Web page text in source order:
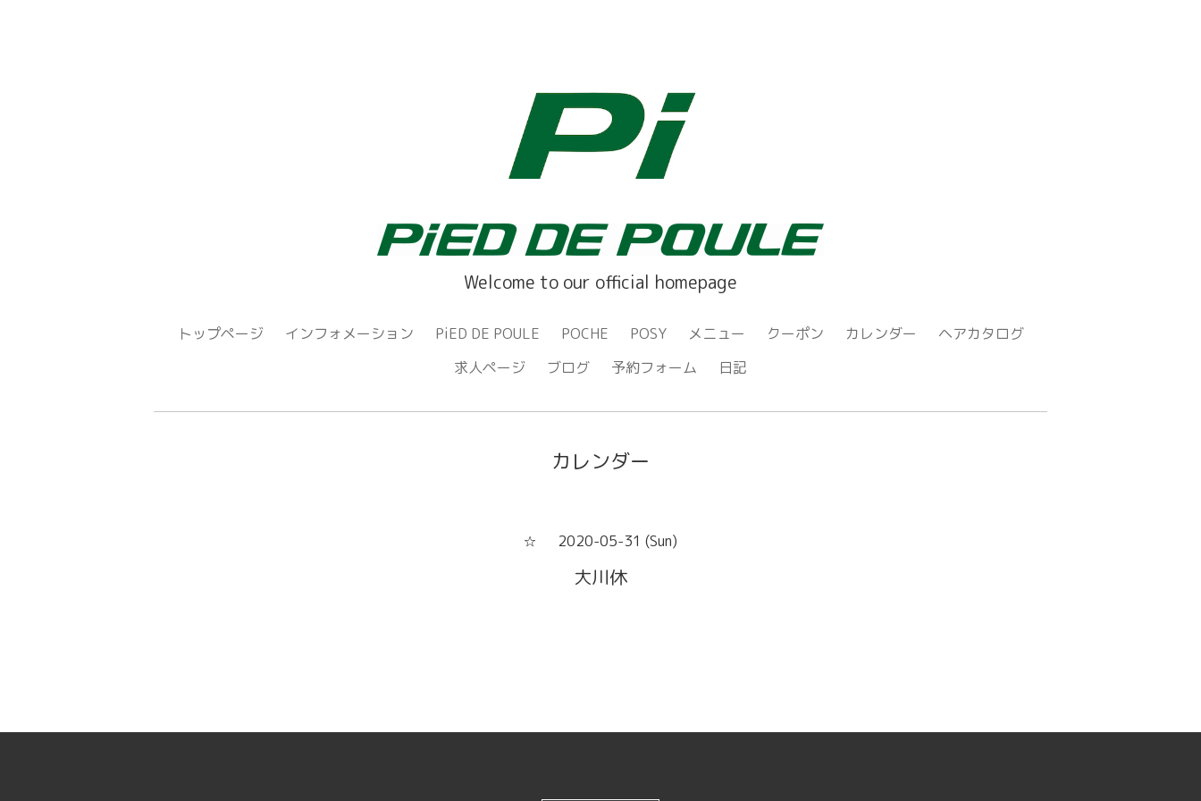
Welcome to our official homepage
トップページ インフォメーション PiED DE POULE POCHE POSY メニュー クーポン カレンダー
ヘアカタログ
求人ページ
ブログ 予約フォーム 日記
カレンダー
☆ 2020-05-31 (Sun)
大川休